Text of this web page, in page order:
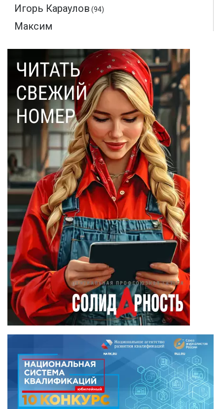
Игорь Караулов (94)
Максим
Монте-Кристо(40)
Ольга Соловьева
(28)
Эдмон Дантес(28)
Наталья Кочемина
(23)
Вадим Барабанов
(18)
Дмитрий Чуйков
(18)
Камиль Айсин (18)
Александр
Запесоцкий(16)
Александр
Боданин(15)
Алена Беллис(15)
Александр
Илларионов(14)
Илья Косенков(13)
Александр
Брусницын(12)